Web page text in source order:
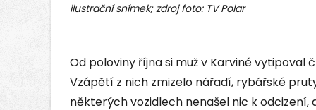
ilustrační snímek; zdroj foto: TV Polar
Od poloviny října si muž v Karviné vytipoval
Vzápětí z nich zmizelo nářadí, rybářské
některých vozidlech nenašel nic k odcizení,